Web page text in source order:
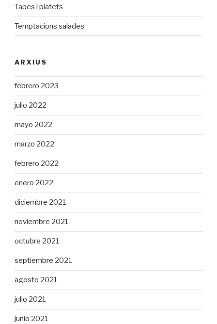
Tapes i platets
Temptacions salades
ARXIUS
febrero 2023
julio 2022
mayo 2022
marzo 2022
febrero 2022
enero 2022
diciembre 2021
noviembre 2021
octubre 2021
septiembre 2021
agosto 2021
julio 2021
junio 2021